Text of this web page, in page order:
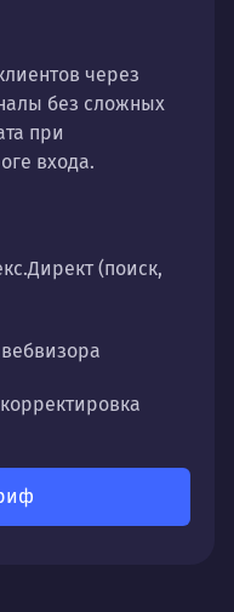
через
без сложных
при
входа.
(поиск,
показателям